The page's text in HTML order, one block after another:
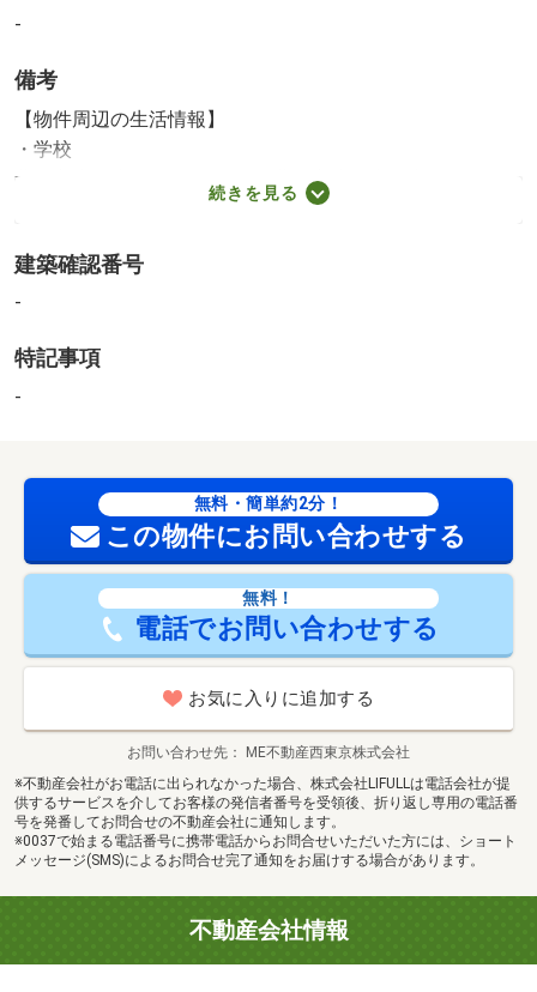
-
備考
【物件周辺の生活情報】
・学校
北区立赤羽小学校（600m）、北区立赤羽岩淵中学校
法令等制限：空き状況は管理会社へ要確認（駐車場）
続きを見る
建築確認番号
-
特記事項
-
無料・簡単約2分！
この物件にお問い合わせする
無料！
電話でお問い合わせする
お気に入りに追加する
お問い合わせ先
ME不動産西東京株式会社
※不動産会社がお電話に出られなかった場合、株式会社LIFULLは電話会社が提
供するサービスを介してお客様の発信者番号を受領後、折り返し専用の電話番
号を発番してお問合せの不動産会社に通知します。
※0037で始まる電話番号に携帯電話からお問合せいただいた方には、ショート
メッセージ(SMS)によるお問合せ完了通知をお届けする場合があります。
不動産会社情報